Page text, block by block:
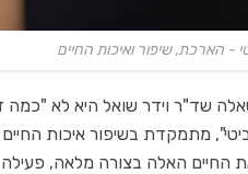
- הארכת, שיפור ואיכות החיים
שד"ר וידר שואל היא לא "כמה
מתמקדת בשיפור איכות החיים
החיים האלה בצורה מלאה, פעילה